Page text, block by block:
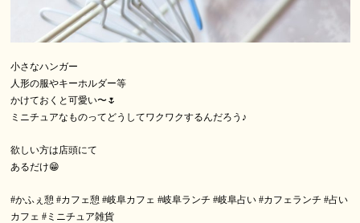
小さなハンガー
人形の服やキーホルダー等
かけておくと可愛い〜🌷
ミニチュアなものってどうしてワクワクするんだろう♪
欲しい方は店頭にて
あるだけ😁
#かふぇ憩 #カフェ憩 #岐阜カフェ #岐阜ランチ #岐阜占い #カフェランチ #占い
カフェ #ミニチュア雑貨